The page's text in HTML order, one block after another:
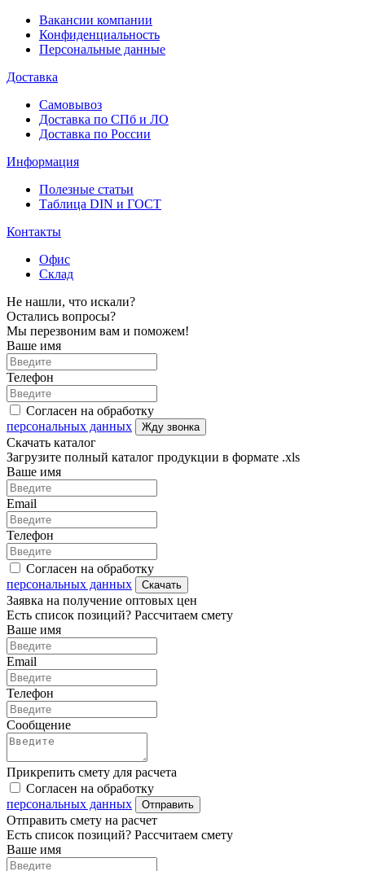
Вакансии компании
Конфиденциальность
Персональные данные
Доставка
Самовывоз
Доставка по СПб и ЛО
Доставка по России
Информация
Полезные статьи
Таблица DIN и ГОСТ
Контакты
Офис
Склад
Не нашли, что искали?
Остались вопросы?
Мы перезвоним вам и поможем!
Ваше имя
Телефон
Согласен на обработку
персональных данных
Жду звонка
Скачать каталог
Загрузите полный каталог продукции в формате .xls
Ваше имя
Email
Телефон
Согласен на обработку
персональных данных
Скачать
Заявка на получение оптовых цен
Есть список позиций? Рассчитаем смету
Ваше имя
Email
Телефон
Сообщение
Прикрепить смету для расчета
Согласен на обработку
персональных данных
Отправить
Отправить смету на расчет
Есть список позиций? Рассчитаем смету
Ваше имя